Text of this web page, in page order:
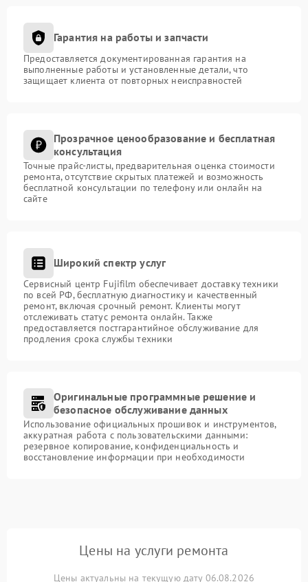
Гарантия на работы и запчасти
Предоставляется документированная гарантия на
выполненные работы и установленные детали, что
защищает клиента от повторных неисправностей
Прозрачное ценообразование и бесплатная
консультация
Точные прайс-листы, предварительная оценка стоимости
ремонта, отсутствие скрытых платежей и возможность
бесплатной консультации по телефону или онлайн на
сайте
Широкий спектр услуг
Сервисный центр Fujifilm обеспечивает доставку техники
по всей РФ, бесплатную диагностику и качественный
ремонт, включая срочный ремонт. Клиенты могут
отслеживать статус ремонта онлайн. Также
предоставляется постгарантийное обслуживание для
продления срока службы техники
Оригинальные программные решение и
безопасное обслуживание данных
Использование официальных прошивок и инструментов,
аккуратная работа с пользовательскими данными:
резервное копирование, конфиденциальность и
восстановление информации при необходимости
Цены на услуги ремонта
Цены актуальны на текущую дату 06.08.2026